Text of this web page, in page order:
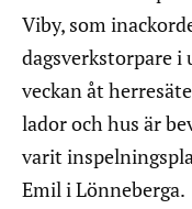
Viby, som
dagsverkstorpare i
veckan åt
lador och hus är
varit
Emil i Lönneberga.